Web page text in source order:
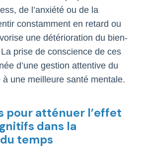
de l’anxiété ou de la
constamment en retard ou
une détérioration du bien-
prise de conscience de ces
d’une gestion attentive du
une meilleure santé mentale.
pour atténuer l’effet
dans la
temps